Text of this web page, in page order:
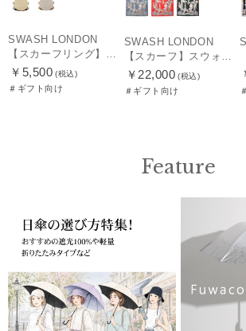
SWASH LONDON
【スカーフリング】スウォッシュロンドン (SWASH LONDON)
￥5,500 (税込)
＃ギフト向け
SWASH LONDON
【スカーフ】スウォッシュロンドン (SWASH LONDON) Travelling Troupe 88×88 シルク 日本製
￥22,000 (税込)
＃ギフト向け
Feature